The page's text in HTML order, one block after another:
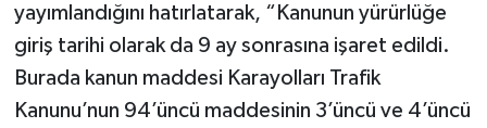
yayımlandığını hatırlatarak, “Kanunun yürürlüğe
giriş tarihi olarak da 9 ay sonrasına işaret edildi.
Burada kanun maddesi Karayolları Trafik
Kanunu’nun 94’üncü maddesinin 3’üncü ve 4’üncü